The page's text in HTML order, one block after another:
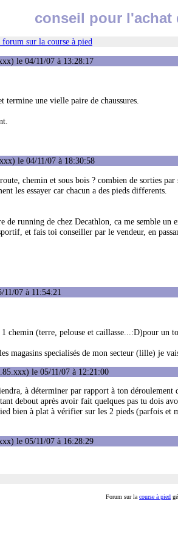
conseil pour l'achat
forum sur la course à pied
le 04/11/07 à 13:28:17
une vielle paire de chaussures.
le 04/11/07 à 18:30:58
chemin et sous bois ? combien de sorties
les essayer car chacun a des pieds differents.
de running de chez Decathlon, ca me semble
et fais toi conseiller par le vendeur, en
07 à 11:54:21
chemin (terre, pelouse et caillasse...:D)pour un
specialisés de mon secteur (lille) je
le 05/11/07 à 12:21:00
à déterminer par rapport à ton déroulement
debout après avoir fait quelques pas tu dois
bien à plat à vérifier sur les 2 pieds (parfois et
le 05/11/07 à 16:28:29
Forum sur la course à pied